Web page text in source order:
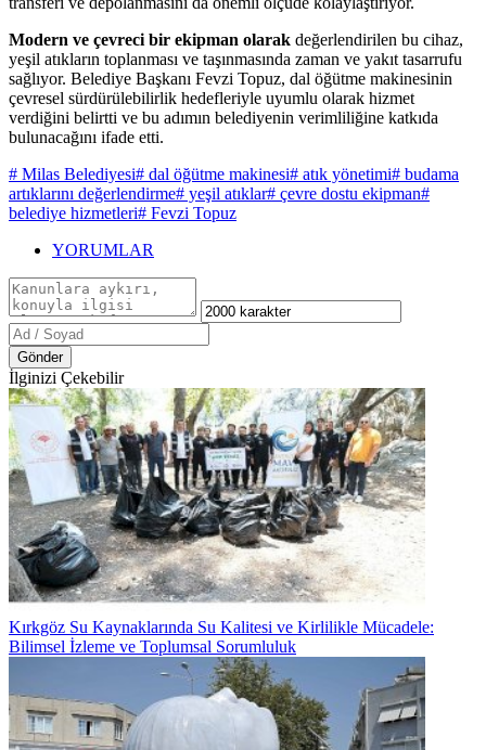
Modern ve çevreci bir ekipman olarak değerlendirilen bu cihaz,
yeşil atıkların toplanması ve taşınmasında zaman ve yakıt tasarrufu
sağlıyor. Belediye Başkanı Fevzi Topuz, dal öğütme makinesinin
çevresel sürdürülebilirlik hedefleriyle uyumlu olarak hizmet
verdiğini belirtti ve bu adımın belediyenin verimliliğine katkıda
bulunacağını ifade etti.
# Milas Belediyesi# dal öğütme makinesi# atık yönetimi# budama
artıklarını değerlendirme# yeşil atıklar# çevre dostu ekipman#
belediye hizmetleri# Fevzi Topuz
YORUMLAR
Gönder
İlginizi Çekebilir
Kırkgöz Su Kaynaklarında Su Kalitesi ve Kirlilikle Mücadele:
Bilimsel İzleme ve Toplumsal Sorumluluk